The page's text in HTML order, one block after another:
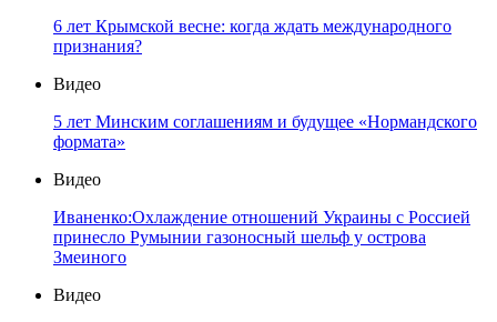
6 лет Крымской весне: когда ждать международного
признания?
Видео
5 лет Минским соглашениям и будущее «Нормандского
формата»
Видео
Иваненко:Охлаждение отношений Украины с Россией
принесло Румынии газоносный шельф у острова
Змеиного
Видео